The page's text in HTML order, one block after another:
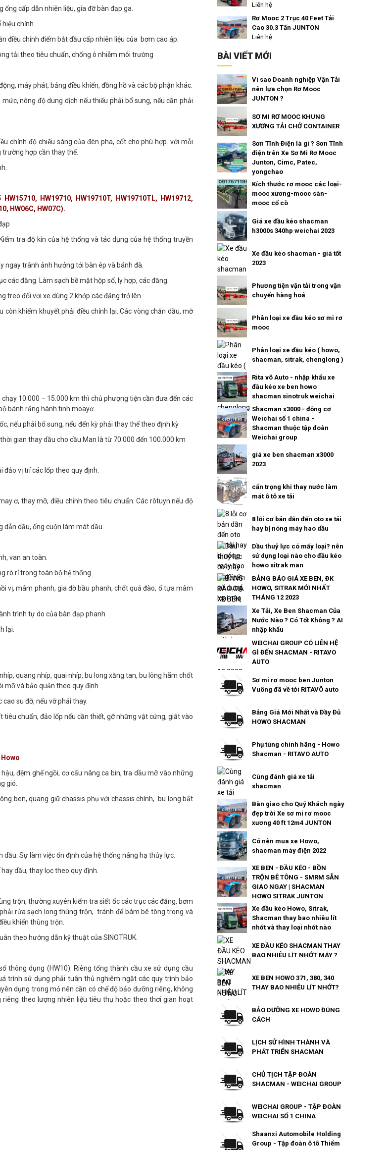
cấp dẫn nhiên liệu, gia đỡ bàn đạp ga.
chỉnh.
điều chỉnh điểm bắt đầu cấp nhiên liệu của bơm cao áp.
tải theo tiêu chuẩn, chống ô nhiễm môi trường
máy phát, bảng điều khiển, đồng hồ và các bộ phận khác.
nông độ dung dịch nếu thiếu phải bổ sung, nếu cần phải
chỉnh độ chiếu sáng của đèn pha, cốt cho phù hợp. với mỗi
trường hợp cần thay thế.
HW19710, HW19710T, HW19710TL, HW19712,
HW06C, HW07C).
tra độ kín của hệ thống và tác dụng của hệ thống truyền
ngay tránh ảnh hưởng tới bàn ép và bánh đà.
các đăng. Làm sạch bề mặt hộp số, ly hợp, các đăng.
treo đối vơi xe dùng 2 khớp các đăng trở lên.
khiếm khuyết phải điều chỉnh lại. Các vòng chắn dầu, mỡ
chạy 10.000 – 15.000 km thì chủ phượng tiện cần đưa đến các
bánh răng hành tinh moayơ…
nếu phải bổ sung, nếu đến kỳ phải thay thế theo định kỳ
gian thay dầu cho cầu Man là từ 70.000 đến 100.000 km
đảo vị trí các lốp theo quy định.
ơ, thay mỡ, điều chỉnh theo tiêu chuẩn. Các rôtuyn nếu độ
dẫn dầu, ống cuộn làm mát dầu.
van an toàn.
rò rỉ trong toàn bộ hệ thống.
vị, mâm phanh, gia đờ bầu phanh, chốt quả đào, ổ tựa mâm
trình tự do của bàn đạp phanh
lại.
quang nhíp, quai nhíp, bu long xăng tan, bu lông hãm chốt
mỡ và bảo quản theo quy định
su đỡ, nếu vỡ phải thay.
tiêu chuẩn, đảo lốp nếu cần thiết, gỡ những vật cứng, giắt vào
Howo
đệm ghế ngồi, cơ cấu nâng ca bin, tra dầu mỡ vào những
gió.
ben, quang giữ chassis phụ với chassis chính, bu long bắt
Sự làm việc ổn định của hệ thống nâng hạ thủy lực.
dầu, thay lọc theo quy định.
trộn, thường xuyên kiểm tra siết ốc các trục các đăng, bơm
rửa sạch long thùng trộn, tránh để bám bê tông trong và
khiển thùng trộn.
theo hướng dẫn kỹ thuật của SINOTRUK.
thông dụng (HW10). Riêng tổng thành cầu xe sử dụng cầu
trình sử dụng phải tuân thủ nghiêm ngặt các quy trình bảo
dụng trong mỏ nên cần có chế độ bảo dưỡng riêng, không
theo lượng nhiên liệu tiêu thụ hoặc theo thơi gian hoạt
Liên hệ
Rơ Mooc 2 Trục 40 Feet Tải
Cao 30.3 Tấn JUNTON
Liên hệ
BÀI VIẾT MỚI
Vì sao Doanh nghiệp Vận Tải
nên lựa chọn Rơ Mooc
JUNTON ?
SƠ MI RƠ MOOC KHUNG
XƯƠNG TẢI CHỞ CONTAINER
Sơn Tĩnh Điện là gì ? Sơn Tĩnh
điện trên Xe Sơ Mi Rơ Mooc
Junton, Cimc, Patec,
yongchao
Kích thước rơ mooc các loại-
mooc xương-mooc sàn-
mooc cổ cò
Giá xe đầu kéo shacman
h3000s 340hp weichai 2023
Xe đầu kéo shacman - giá tốt
2023
Phương tiện vận tải trong vận
chuyển hàng hoá
Phân loại xe đầu kéo sơ mi rơ
mooc
Phân loại xe đầu kéo ( howo,
shacman, sitrak, chenglong )
Rita võ Auto - nhập khẩu xe
đầu kéo xe ben howo
shacman sinotruk weichai
Shacman x3000 - động cơ
Weichai số 1 china -
Shacman thuộc tập đoàn
Weichai group
giá xe ben shacman x3000
2023
cẩn trọng khi thay nước làm
mát ô tô xe tải
8 lỗi cơ bản dẫn đến oto xe tải
hay bị nóng máy hao dầu
Dầu thuỷ lực có mấy loại? nên
sử dụng loại nào cho đầu kéo
howo sitrak man
BẢNG BÁO GIÁ XE BEN, ĐK
HOWO, SITRAK MỚI NHẤT
THÁNG 12 2023
Xe Tải, Xe Ben Shacman Của
Nước Nào ? Có Tốt Không ? AI
nhập khẩu
WEICHAI GROUP CÓ LIÊN HỆ
GÌ ĐẾN SHACMAN - RITAVO
AUTO
Sơ mi rơ mooc ben Junton
Vuông đã về tới RITAVÕ auto
Bảng Giá Mới Nhất và Đầy Đủ
HOWO SHACMAN
Phụ tùng chính hãng - Howo
Shacman - RITAVO AUTO
Cùng đánh giá xe tải
shacman
Bàn giao cho Quý Khách ngày
đẹp trời Xe sơ mi rơ mooc
xương 40 ft 12m4 JUNTON
Có nên mua xe Howo,
shacman máy điện 2022
XE BEN - ĐẦU KÉO - BỒN
TRỘN BÊ TÔNG - SMRM SẴN
GIAO NGAY | SHACMAN
HOWO SITRAK JUNTON
Xe đầu kéo Howo, Sitrak,
Shacman thay bao nhiêu lít
nhớt và thay loại nhớt nào
XE ĐẦU KÉO SHACMAN THAY
BAO NHIÊU LÍT NHỚT MÁY ?
XE BEN HOWO 371, 380, 340
THAY BAO NHIÊU LÍT NHỚT?
BẢO DƯỠNG XE HOWO ĐÚNG
CÁCH
LỊCH SỬ HÌNH THÀNH VÀ
PHÁT TRIỂN SHACMAN
CHỦ TỊCH TẬP ĐOÀN
SHACMAN - WEICHAI GROUP
WEICHAI GROUP - TẬP ĐOÀN
WEICHAI SỐ 1 CHINA
Shaanxi Automobile Holding
Group - Tập đoàn ô tô Thiểm